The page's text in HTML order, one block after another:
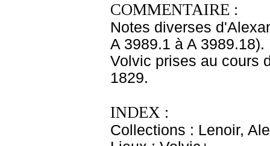
COMMENTAIRE :
Notes diverses
A 3989.1 à A
Volvic prises au cours
1829.
INDEX :
Collections : Lenoir,